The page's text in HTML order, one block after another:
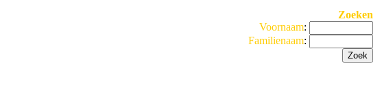
Zoeken
Voornaam:
Familienaam: